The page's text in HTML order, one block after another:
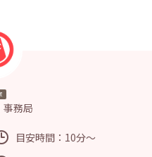
事務局
目安時間：10分～